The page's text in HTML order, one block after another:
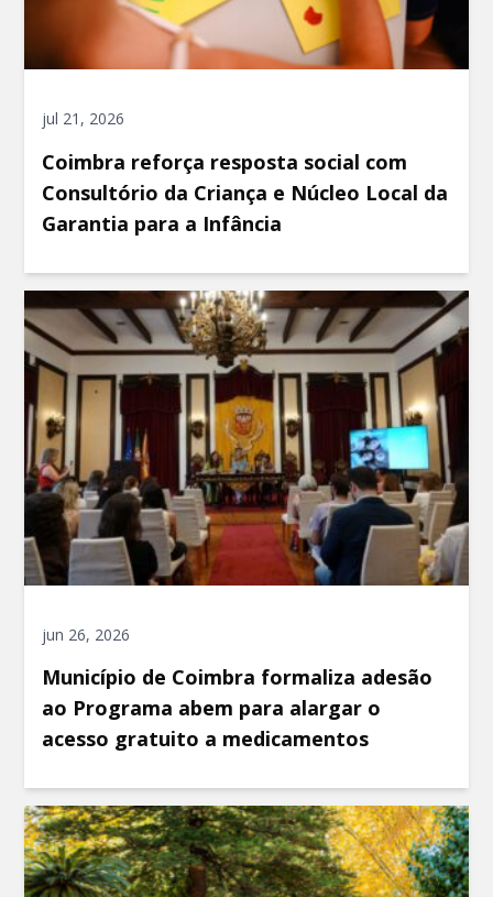
jul 21, 2026
Coimbra reforça resposta social com
Consultório da Criança e Núcleo Local da
Garantia para a Infância
jun 26, 2026
Município de Coimbra formaliza adesão
ao Programa abem para alargar o
acesso gratuito a medicamentos